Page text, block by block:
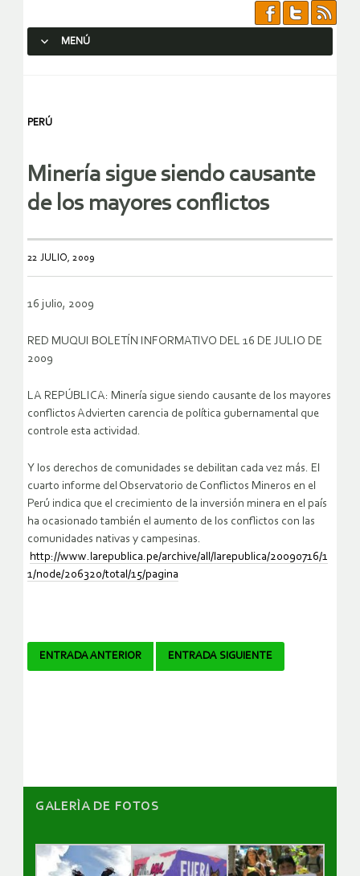
MENÚ
PERÚ
Minería sigue siendo causante
de los mayores conflictos
22 JULIO, 2009
16 julio, 2009
RED MUQUI BOLETÍN INFORMATIVO DEL 16 DE JULIO DE
2009
LA REPÚBLICA: Minería sigue siendo causante de los mayores
conflictos Advierten carencia de política gubernamental que
controle esta actividad.
Y los derechos de comunidades se debilitan cada vez más. El
cuarto informe del Observatorio de Conflictos Mineros en el
Perú indica que el crecimiento de la inversión minera en el país
ha ocasionado también el aumento de los conflictos con las
comunidades nativas y campesinas.
http://www.larepublica.pe/archive/all/larepublica/20090716/1
1/node/206320/total/15/pagina
Navegador
ENTRADA ANTERIOR ENTRADA SIGUIENTE
GALERÌA DE FOTOS